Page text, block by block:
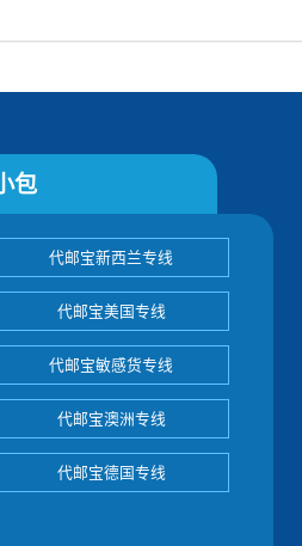
包
代邮宝新西兰专线
代邮宝美国专线
代邮宝敏感货专线
代邮宝澳洲专线
代邮宝德国专线